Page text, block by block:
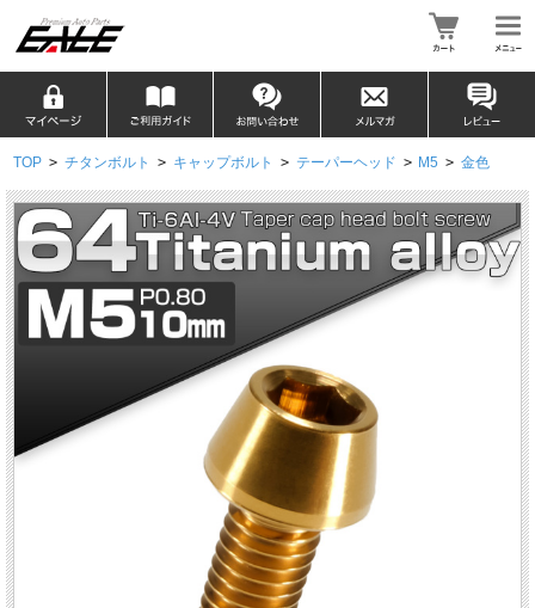
TOP > チタンボルト > キャップボルト > テーパーヘッド > M5 > 金色